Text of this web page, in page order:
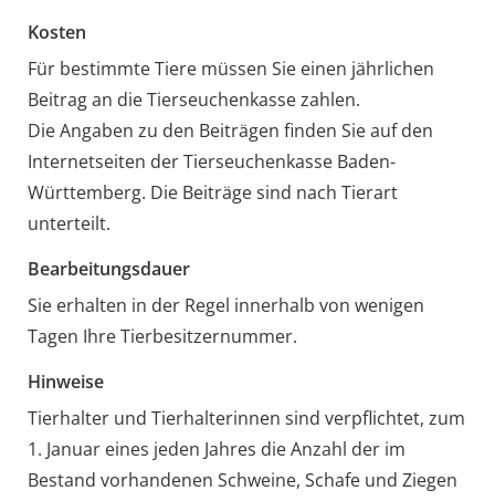
Kosten
Für bestimmte Tiere müssen Sie einen jährlichen
Beitrag an die Tierseuchenkasse zahlen.
Die Angaben zu den Beiträgen finden Sie auf den
Internetseiten der Tierseuchenkasse Baden-
Württemberg. Die Beiträge sind nach Tierart
unterteilt.
Bearbeitungsdauer
Sie erhalten in der Regel innerhalb von wenigen
Tagen Ihre Tierbesitzernummer.
Hinweise
Tierhalter und Tierhalterinnen sind verpflichtet, zum
1. Januar eines jeden Jahres die Anzahl der im
Bestand vorhandenen Schweine, Schafe und Ziegen